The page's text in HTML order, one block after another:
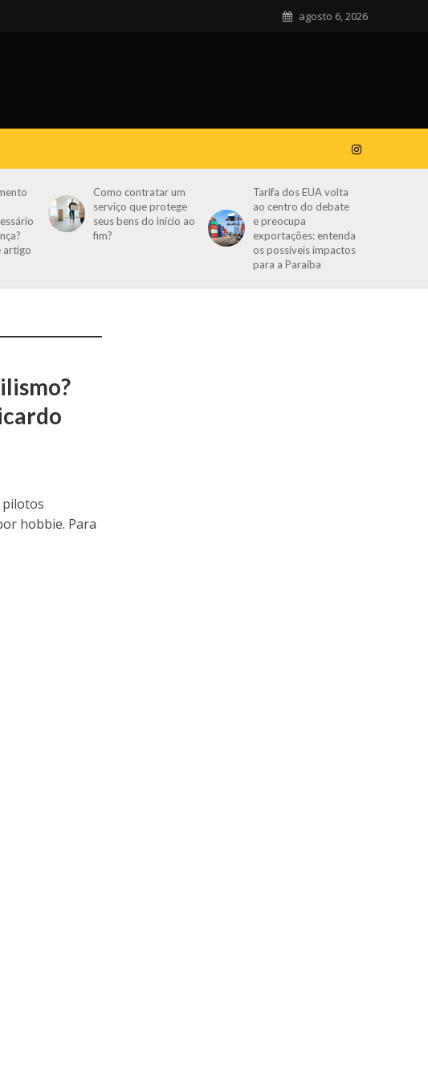
agosto 6, 2026
artigo
Como contratar um
serviço que protege
seus bens do início ao
fim?
Tarifa dos EUA volta
ao centro do debate
e preocupa
exportações: entenda
os possíveis impactos
para a Paraíba
pilotos
hobbie. Para